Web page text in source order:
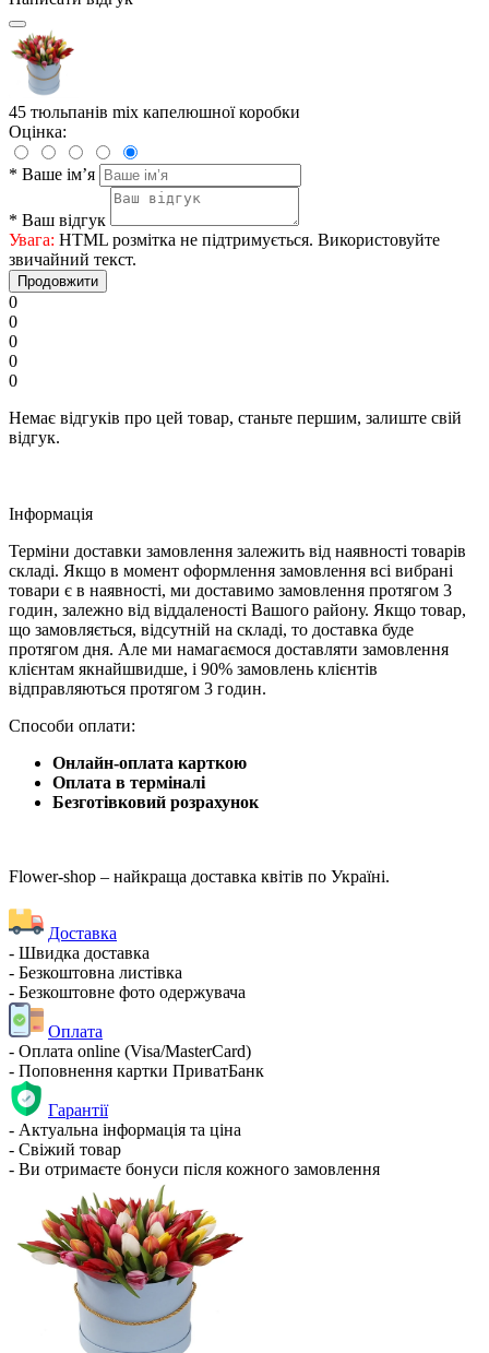
45 тюльпанів mix капелюшної коробки
Оцінка:
* Ваше ім’я
* Ваш відгук
Увага: HTML розмітка не підтримується. Використовуйте
звичайний текст.
Продовжити
0
0
0
0
0
Немає відгуків про цей товар, станьте першим, залиште свій
відгук.
Iнформація
Терміни доставки замовлення залежить від наявності товарів
складі. Якщо в момент оформлення замовлення всі вибрані
товари є в наявності, ми доставимо замовлення протягом 3
годин, залежно від віддаленості Вашого району. Якщо товар,
що замовляється, відсутній на складі, то доставка буде
протягом дня. Але ми намагаємося доставляти замовлення
клієнтам якнайшвидше, і 90% замовлень клієнтів
відправляються протягом 3 годин.
Способи оплати:
Онлайн-оплата карткою
Оплата в терміналі
Безготівковий розрахунок
Flower-shop – найкраща доставка квітів по Україні.
Доставка
- Швидка доставка
- Безкоштовна листівка
- Безкоштовне фото одержувача
Оплата
- Оплата online (Visa/MasterCard)
- Поповнення картки ПриватБанк
Гарантії
- Актуальна інформація та ціна
- Свіжий товар
- Ви отримаєте бонуси після кожного замовлення